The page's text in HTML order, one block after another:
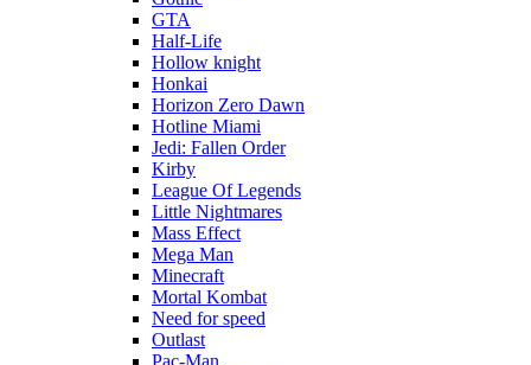
GTA
Half-Life
Hollow knight
Honkai
Horizon Zero Dawn
Hotline Miami
Jedi: Fallen Order
Kirby
League Of Legends
Little Nightmares
Mass Effect
Mega Man
Minecraft
Mortal Kombat
Need for speed
Outlast
Pac-Man